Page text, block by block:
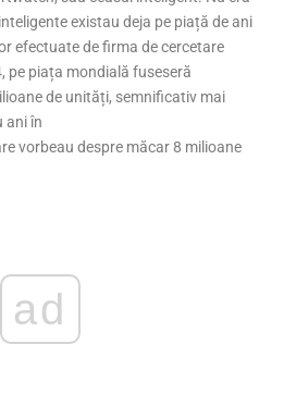
existau deja pe piață de ani
efectuate de firma de cercetare
pe piața mondială fuseseră
de unități, semnificativ mai
ani în
vorbeau despre măcar 8 milioane
ad